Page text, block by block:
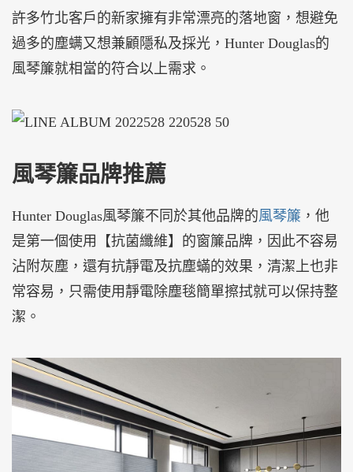
許多竹北客戶的新家擁有非常漂亮的落地窗，想避免
過多的塵螨又想兼顧隱私及採光，Hunter Douglas的
風琴簾就相當的符合以上需求。
風琴簾品牌推薦
Hunter Douglas風琴簾不同於其他品牌的風琴簾 ，他
是第一個使用【抗菌纖維】的窗簾品牌，因此不容易
沾附灰塵，還有抗靜電及抗塵蟎的效果，清潔上也非
常容易，只需使用靜電除塵毯簡單擦拭就可以保持整
潔。